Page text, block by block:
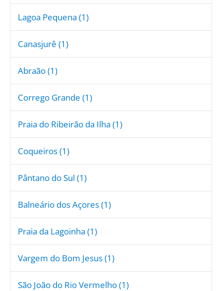
Lagoa Pequena (1)
Canasjurê (1)
Abraão (1)
Corrego Grande (1)
Praia do Ribeirão da Ilha (1)
Coqueiros (1)
Pântano do Sul (1)
Balneário dos Açores (1)
Praia da Lagoinha (1)
Vargem do Bom Jesus (1)
São João do Rio Vermelho (1)